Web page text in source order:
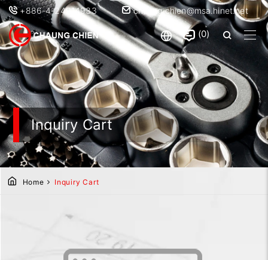
+886-4-24914933 chaung.chien@msa.hinet.net
0
Inquiry Cart
Home Inquiry Cart